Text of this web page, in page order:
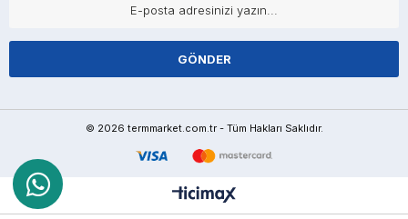
GÖNDER
© 2026 termmarket.com.tr - Tüm Hakları Saklıdır.